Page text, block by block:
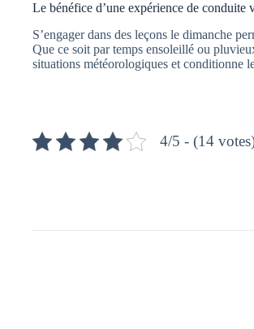
Le bénéfice d’une expérience de conduite
S’engager dans des leçons le dimanche
Que ce soit par temps ensoleillé ou
situations météorologiques et conditionne
4/5 - (14